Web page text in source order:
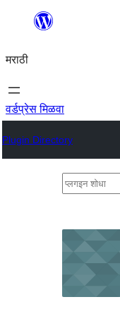
सामुग्रीवर
मराठी
वर्डप्रेस मिळवा
Plugin Directory
प्लगइन